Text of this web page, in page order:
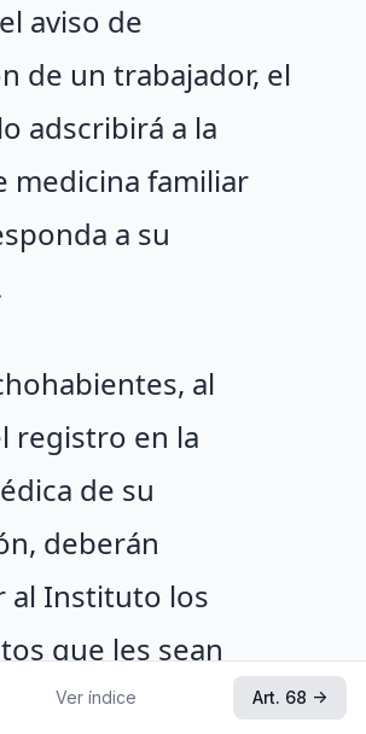
aviso de
de un trabajador, el
adscribirá a la
medicina familiar
a su
al
registro en la
de su
deberán
al Instituto los
que les sean
para su
Ver índice Art. 68 →